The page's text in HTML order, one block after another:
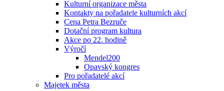
Kulturní organizace města
Kontakty na pořadatele kulturních akcí
Cena Petra Bezruče
Dotační program kultura
Akce po 22. hodině
Výročí
Mendel200
Opavský kongres
Pro pořadatelé akcí
Majetek města